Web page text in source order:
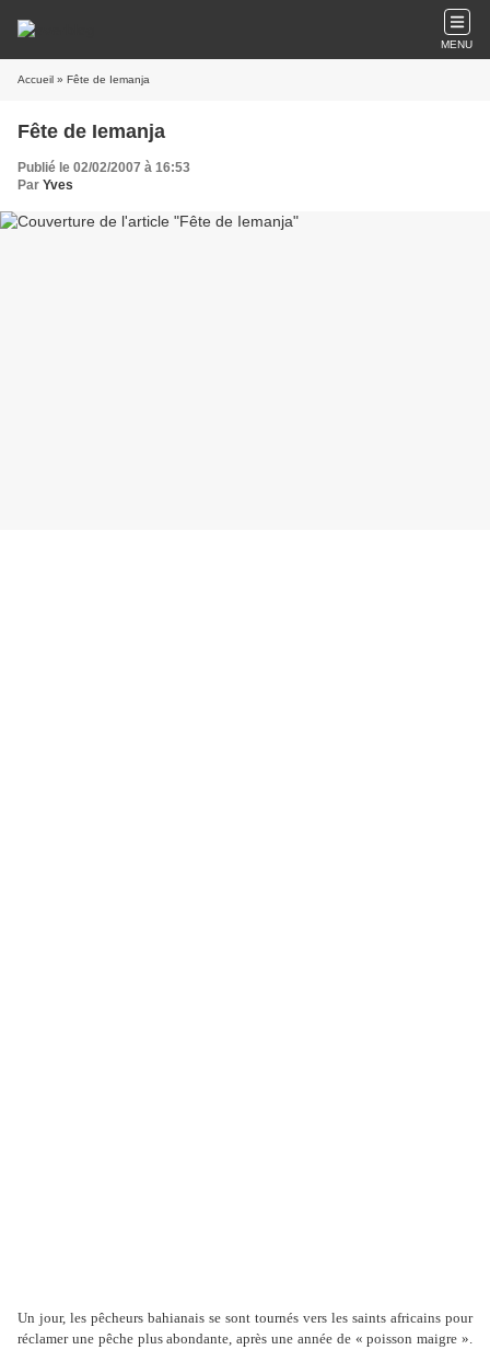
MENU
Accueil » Fête de Iemanja
Fête de Iemanja
Publié le 02/02/2007 à 16:53
Par Yves
Un jour, les pêcheurs bahianais se sont tournés vers les saints africains pour
réclamer une pêche plus abondante, après une année de « poisson maigre ».